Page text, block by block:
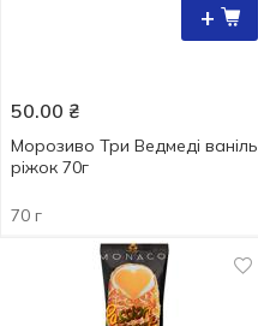
+
50.00 ₴
Морозиво Три Ведмеді ваніль
ріжок 70г
70 г